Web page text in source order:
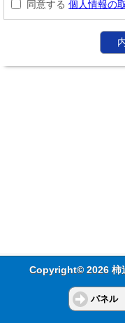
Copyright© 2026 柿
パネル